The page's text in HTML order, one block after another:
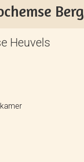
Berg
Heuvels